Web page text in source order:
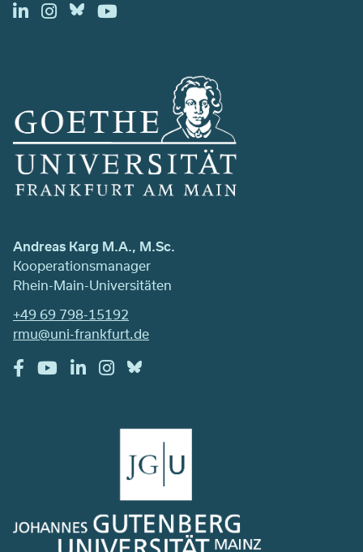
Andreas Karg M.A., M.Sc.
Kooperationsmanager
Rhein-Main-Universitäten
+49 69 798-15192
rmu@uni-frankfurt.de